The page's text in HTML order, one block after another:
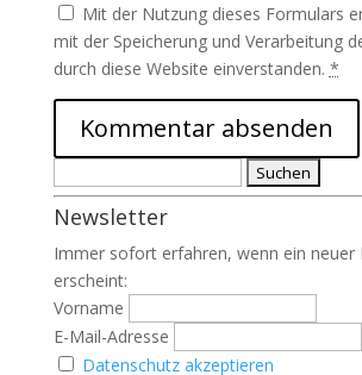
Mit der Nutzung dieses Formulars
mit der Speicherung und Verarbeitung
durch diese Website einverstanden. *
nach:
Newsletter
Immer sofort erfahren, wenn ein neuer
erscheint:
Vorname
E-Mail-Adresse
Datenschutz akzeptieren